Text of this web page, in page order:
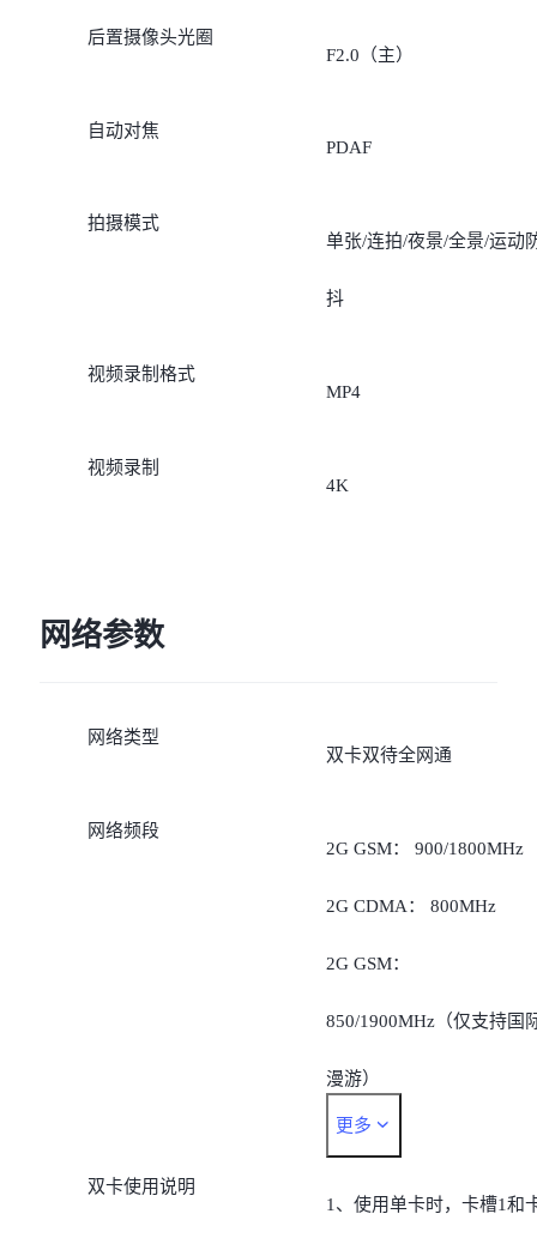
后置摄像头光圈
F2.0（主）
自动对焦
PDAF
拍摄模式
单张/连拍/夜景/全景/运动
抖
视频录制格式
MP4
视频录制
4K
网络参数
网络类型
双卡双待全网通
网络频段
2G GSM： 900/1800MHz
2G CDMA： 800MHz
2G GSM：
850/1900MHz（仅支持国
漫游）
3G CDMA： 2000/
3G TD-SCDMA ：
更多
双卡使用说明
1、使用单卡时，卡槽1和